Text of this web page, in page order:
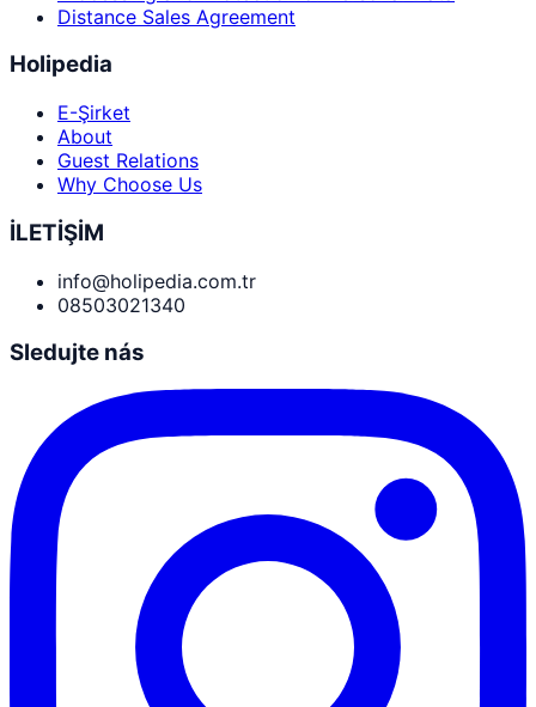
Distance Sales Agreement
Holipedia
E-Şirket
About
Guest Relations
Why Choose Us
İLETİŞİM
info@holipedia.com.tr
08503021340
Sledujte nás